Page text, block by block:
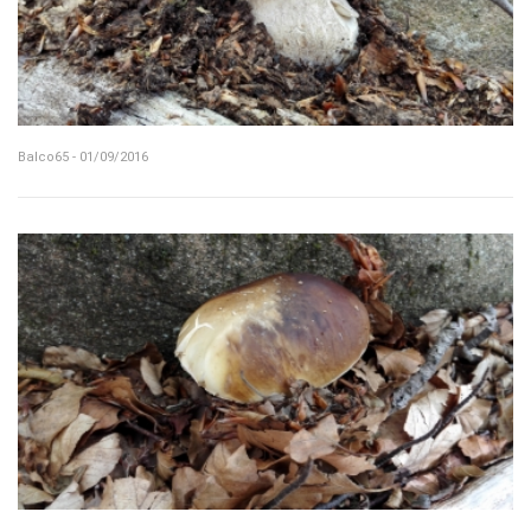
Balco65 - 01/09/2016